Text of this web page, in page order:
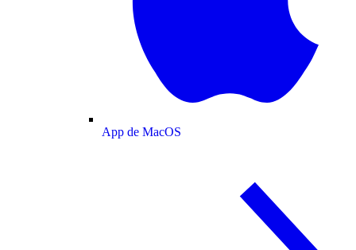
App de MacOS